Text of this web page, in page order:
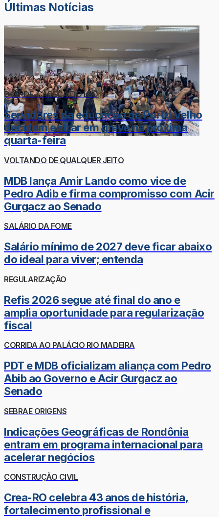
Últimas Notícias
DOR-DE-CABEÇA DO LÉO
Servidores da educação de Porto Velho
decidem entrar em greve na próxima
quarta-feira
VOLTANDO DE QUALQUER JEITO
MDB lança Amir Lando como vice de
Pedro Adib e firma compromisso com Acir
Gurgacz ao Senado
SALÁRIO DA FOME
Salário mínimo de 2027 deve ficar abaixo
do ideal para viver; entenda
REGULARIZAÇÃO
Refis 2026 segue até final do ano e
amplia oportunidade para regularização
fiscal
CORRIDA AO PALÁCIO RIO MADEIRA
PDT e MDB oficializam aliança com Pedro
Abib ao Governo e Acir Gurgacz ao
Senado
SEBRAE ORIGENS
Indicações Geográficas de Rondônia
entram em programa internacional para
acelerar negócios
CONSTRUÇÃO CIVIL
Crea-RO celebra 43 anos de história,
fortalecimento profissional e